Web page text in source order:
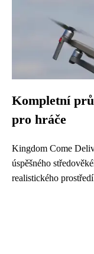
Kompletní
pro hráče
Kingdom Come
úspěšného
realistického